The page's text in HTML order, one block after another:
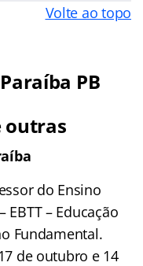
Volte ao topo
PB
outras
do Ensino
EBTT – Educação
Fundamental.
de outubro e 14